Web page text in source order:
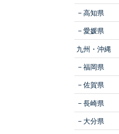
高知県
愛媛県
九州・沖縄
福岡県
佐賀県
長崎県
大分県